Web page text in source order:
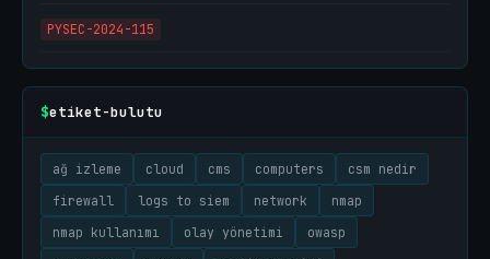
PYSEC-2024-115
$etiket-bulutu
ağ izleme cloud cms computers
csm nedir
firewall
logs to siem network
nmap
nmap kullanımı
olay yönetimi
owasp